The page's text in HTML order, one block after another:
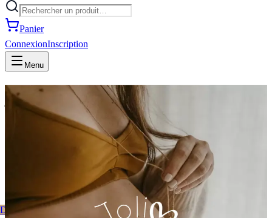
Panier
ConnexionInscription
Menu
joli coeur baby store | liste de
naissance | Marche-en-
Famenne, Belgique
Bienvenue Chez Joli Coeur
Découvrez notre catalogue